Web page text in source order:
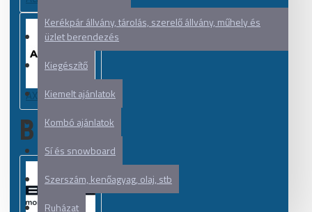
Kerékpár állvány, tárolás, szerelő állvány, műhely és
üzlet berendezés
Kiegészítő
Kiemelt ajánlatok
Kombó ajánlatok
Sí és snowboard
Szerszám, kenőagyag, olaj, stb
Ruházat
AXA
B